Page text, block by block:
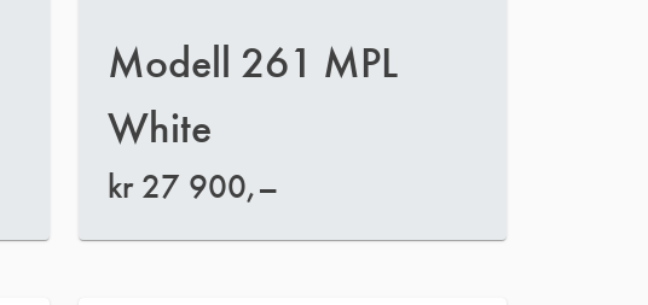
Modell 261 MPL
White
kr27 900,–